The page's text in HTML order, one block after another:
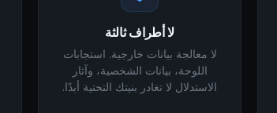
لا أطراف ثالثة
لا معالجة بيانات خارجية. استجابات
اللوحة، بيانات الشخصية، وآثار
الاستدلال لا تغادر بنيتك التحتية أبدًا.